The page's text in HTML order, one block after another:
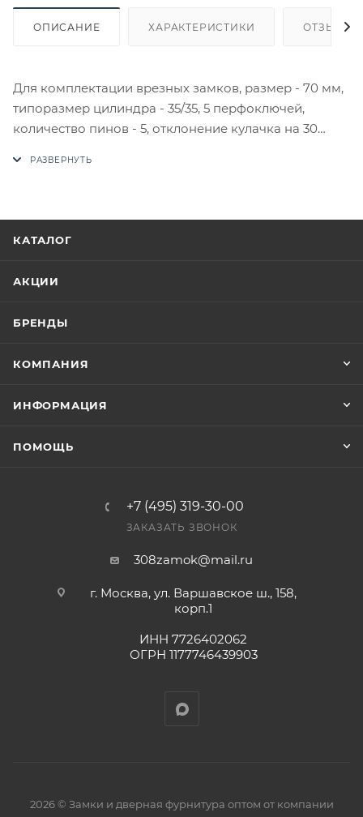
ОПИСАНИЕ ХАРАКТЕРИСТИКИ ОТЗЫВЫ
Для комплектации врезных замков, размер - 70 мм,
типоразмер цилиндра - 35/35, 5 перфоключей,
количество пинов - 5, отклонение кулачка на 30
окончательными. После оформления заказа
заказ был получен.
Конечная цена будет отображена в высланном
Фактом подтверждения покупки будет считаться
КАТАЛОГ
АКЦИИ
БРЕНДЫ
КОМПАНИЯ
ИНФОРМАЦИЯ
ПОМОЩЬ
+7 (495) 319-30-00
ЗАКАЗАТЬ ЗВОНОК
308zamok@mail.ru
г. Москва, ул. Варшавское ш., 158,
корп.1
ИНН 7726402062
ОГРН 1177746439903
2026 © Замки и дверная фурнитура оптом от компании